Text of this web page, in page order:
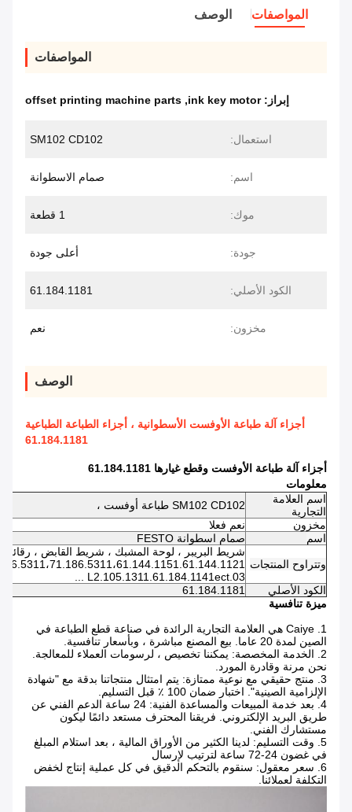
المواصفات الوصف
المواصفات
إبراز:ink key motor
,
offset printing machine parts
استعمال: SM102 CD102
اسم: صمام الاسطوانة
موك: 1 قطعة
جودة: أعلى جودة
الكود الأصلي: 61.184.1181
مخزون: نعم
الوصف
أجزاء آلة طباعة الأوفست الأسطوانية ، أجزاء الطباعة الطباعية
61.184.1181
أجزاء آلة طباعة الأوفست وقطع غيارها 61.184.1181
معلومات
اسم العلامة
التجارية
SM102 CD102 طباعة أوفست ،
مخزون
نعم فعلا
اسم
صمام اسطوانة FESTO
وتتراوح المنتجات
شريط البريبر ، لوحة المشبك ، شريط القابض ، رقائق
03.L2.105.1311.61.184.1141ect ...
الكود الأصلي
61.184.1181
ميزة تنافسية
1. Caiye هي العلامة التجارية الرائدة في صناعة قطع الطباعة في
الصين لمدة 20 عاما.
بيع المصنع مباشرة ، وبأسعار تنافسية.
2. الخدمة المخصصة: يمكننا تخصيص ، لرسومات العملاء للمعالجة.
نحن مرنة وقادرة المورد.
3. منتج حقيقي مع نوعية ممتازة: يتم امتثال منتجاتنا بدقة مع "شهادة
الإلزامية الصينية". اختبار ضمان 100 ٪ قبل التسليم.
4. بعد خدمة المبيعات والمساعدة الفنية: 24 ساعة الدعم الفني عن
طريق البريد الإلكتروني. فريقنا المحترف مستعد دائمًا ليكون
مستشارك الفني.
5. وقت التسليم: لدينا الكثير من الأوراق المالية ، بعد استلام المبلغ
في غضون 24-72 ساعة لترتيب لإرسال
6. سعر معقول: سنقوم بالتحكم الدقيق في كل عملية إنتاج لخفض
التكلفة لعملائنا.